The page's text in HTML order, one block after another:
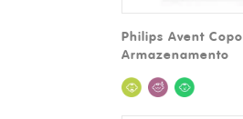
Philips Avent Copo
Armazenamento